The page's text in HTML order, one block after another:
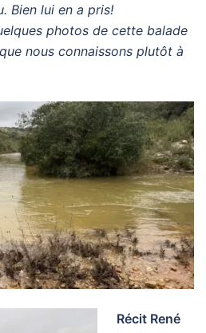
Bien lui en a pris!
photos de cette balade
nous connaissons plutôt à
Récit René